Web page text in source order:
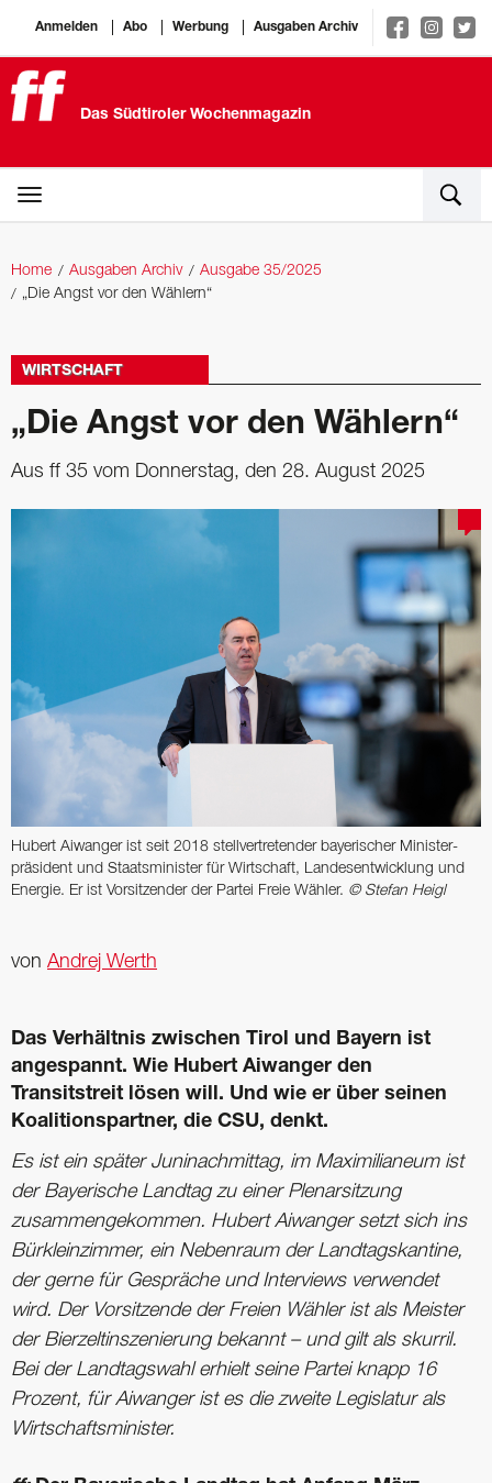
Anmelden Abo Werbung Ausgaben Archiv
Das Südtiroler Wochenmagazin
Home Ausgaben Archiv
Ausgabe 35/2025
„Die Angst vor den Wählern“
WIRTSCHAFT
„Die Angst vor den Wählern“
Aus ff 35 vom Donnerstag, den 28. August 2025
Hubert Aiwanger ist seit 2018 stellver­tretender ­bayerischer Minister­
präsident und ­Staatsminister für Wirtschaft, Lande­s­entwicklung und
Energie. Er ist Vorsitzender der ­Partei Freie Wähler. © Stefan Heigl
von Andrej Werth
Das Verhältnis zwischen Tirol und ­Bayern ist
angespannt. Wie Hubert Aiwanger den
Transitstreit lösen will. Und wie er über seinen
Koalitions­partner, die CSU, denkt.
Es ist ein später Juninachmittag, im Maximilianeum ist
der Bayerische Landtag zu einer Plenarsitzung
zusammengekommen. Hubert Aiwanger setzt sich ins
Bürkleinzimmer, ein Nebenraum der Landtagskantine,
der gerne für Gespräche und Interviews verwendet
wird. Der Vorsitzende der Freien Wähler ist als Meister
der Bierzeltinszenierung bekannt – und gilt als skurril.
Bei der Landtagswahl erhielt seine Partei knapp 16
Prozent, für Aiwanger ist es die zweite Legislatur als
Wirtschaftsminister.